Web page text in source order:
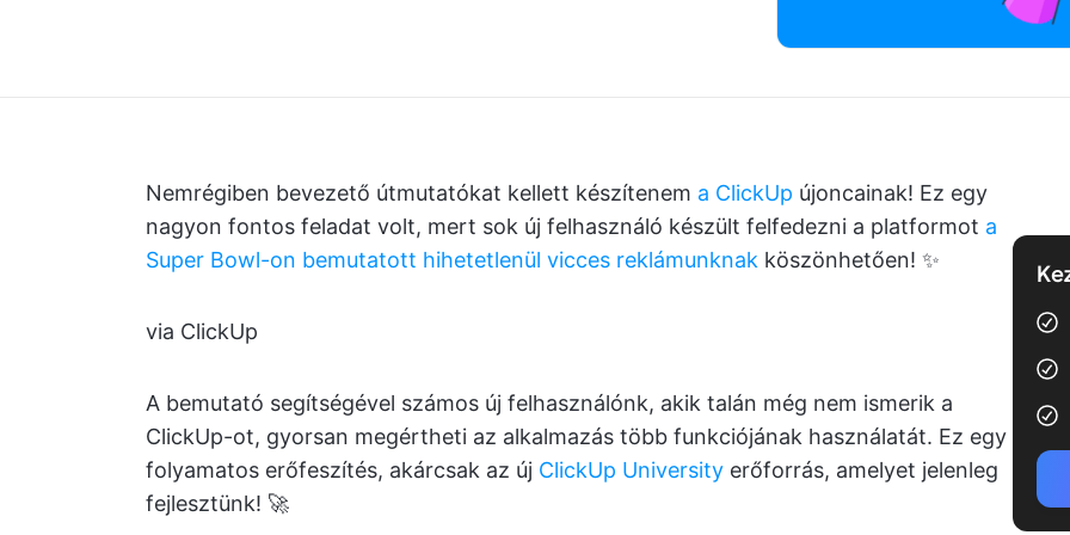
Nemrégiben bevezető útmutatókat kellett készítenem a ClickUp újoncainak! Ez egy
nagyon fontos feladat volt, mert sok új felhasználó készült felfedezni a platformot a
Super Bowl-on bemutatott hihetetlenül vicces reklámunknak köszönhetően! ✨
via ClickUp
A bemutató segítségével számos új felhasználónk, akik talán még nem ismerik a
ClickUp-ot, gyorsan megértheti az alkalmazás több funkciójának használatát. Ez egy
folyamatos erőfeszítés, akárcsak az új ClickUp University erőforrás, amelyet jelenleg
fejlesztünk! 🚀